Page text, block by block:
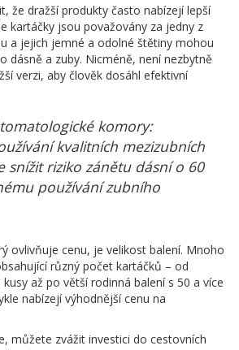
že dražší produkty často nabízejí lepší
kartáčky jsou považovány za jedny z
a jejich jemné a odolné štětiny mohou
dásně a zuby. Nicméně, není nezbytně
verzi, aby člověk dosáhl efektivní
komory:
kvalitních mezizubních
snížit riziko zánětu dásní o 60
používání zubního
ovlivňuje cenu, je velikost balení. Mnoho
různý počet kartáčků – od
až po větší rodinná balení s 50 a více
nabízejí výhodnější cenu na
můžete zvážit investici do cestovních